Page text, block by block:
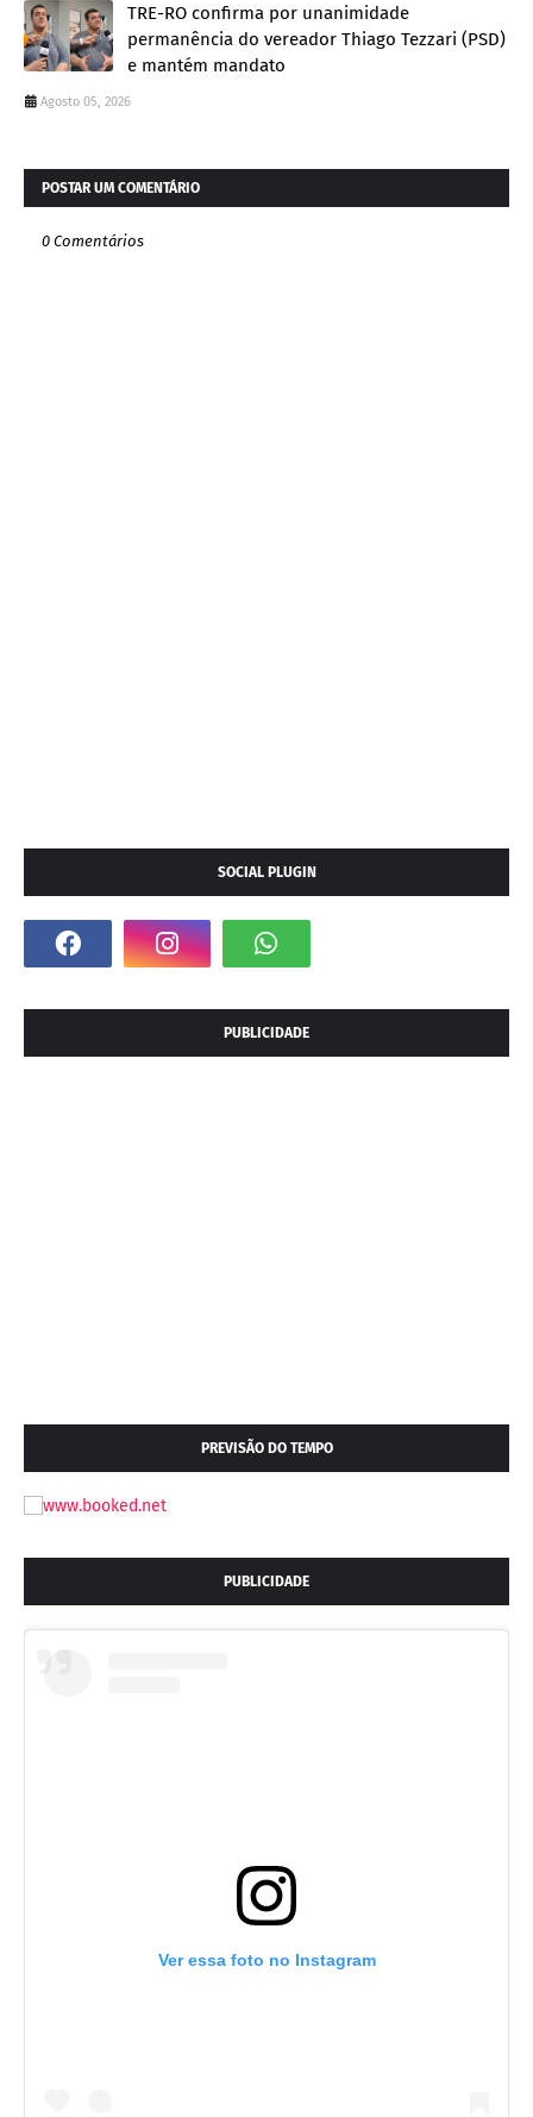
TRE-RO confirma por unanimidade
permanência do vereador Thiago Tezzari (PSD)
e mantém mandato
Agosto 05, 2026
POSTAR UM COMENTÁRIO
0 Comentários
SOCIAL PLUGIN
PUBLICIDADE
PREVISÃO DO TEMPO
PUBLICIDADE
Ver essa foto no Instagram